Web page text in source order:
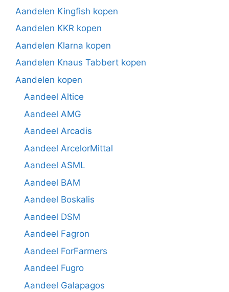
Aandelen Kingfish kopen
Aandelen KKR kopen
Aandelen Klarna kopen
Aandelen Knaus Tabbert kopen
Aandelen kopen
Aandeel Altice
Aandeel AMG
Aandeel Arcadis
Aandeel ArcelorMittal
Aandeel ASML
Aandeel BAM
Aandeel Boskalis
Aandeel DSM
Aandeel Fagron
Aandeel ForFarmers
Aandeel Fugro
Aandeel Galapagos